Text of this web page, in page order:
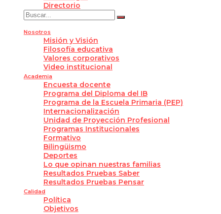
Directorio
Nosotros
Misión y Visión
Filosofía educativa
Valores corporativos
Video institucional
Academia
Encuesta docente
Programa del Diploma del IB
Programa de la Escuela Primaria (PEP)
Internacionalización
Unidad de Proyección Profesional
Programas Institucionales
Formativo
Bilingüismo
Deportes
Lo que opinan nuestras familias
Resultados Pruebas Saber
Resultados Pruebas Pensar
Calidad
Política
Objetivos